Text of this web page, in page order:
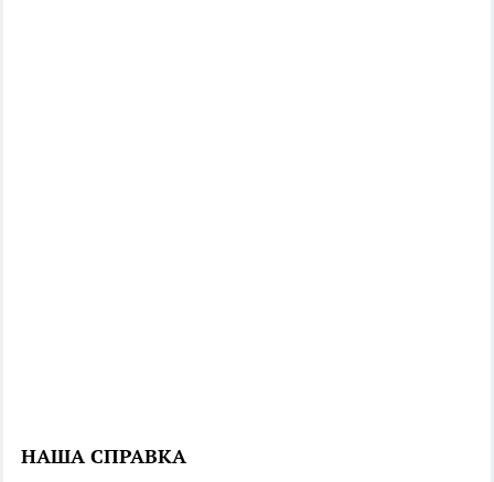
НАША СПРАВКА